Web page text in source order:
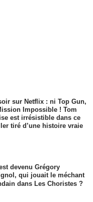
sur Netflix : ni Top Gun,
Impossible ! Tom
est irrésistible dans ce
tiré d’une histoire vraie
devenu Grégory
qui jouait le méchant
dans Les Choristes ?